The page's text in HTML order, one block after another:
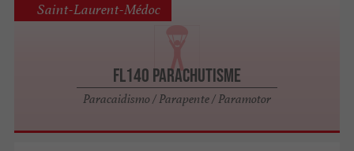
FL140 Parachutisme
Paracaidismo / Parapente / Paramotor
Saint-Laurent-Médoc